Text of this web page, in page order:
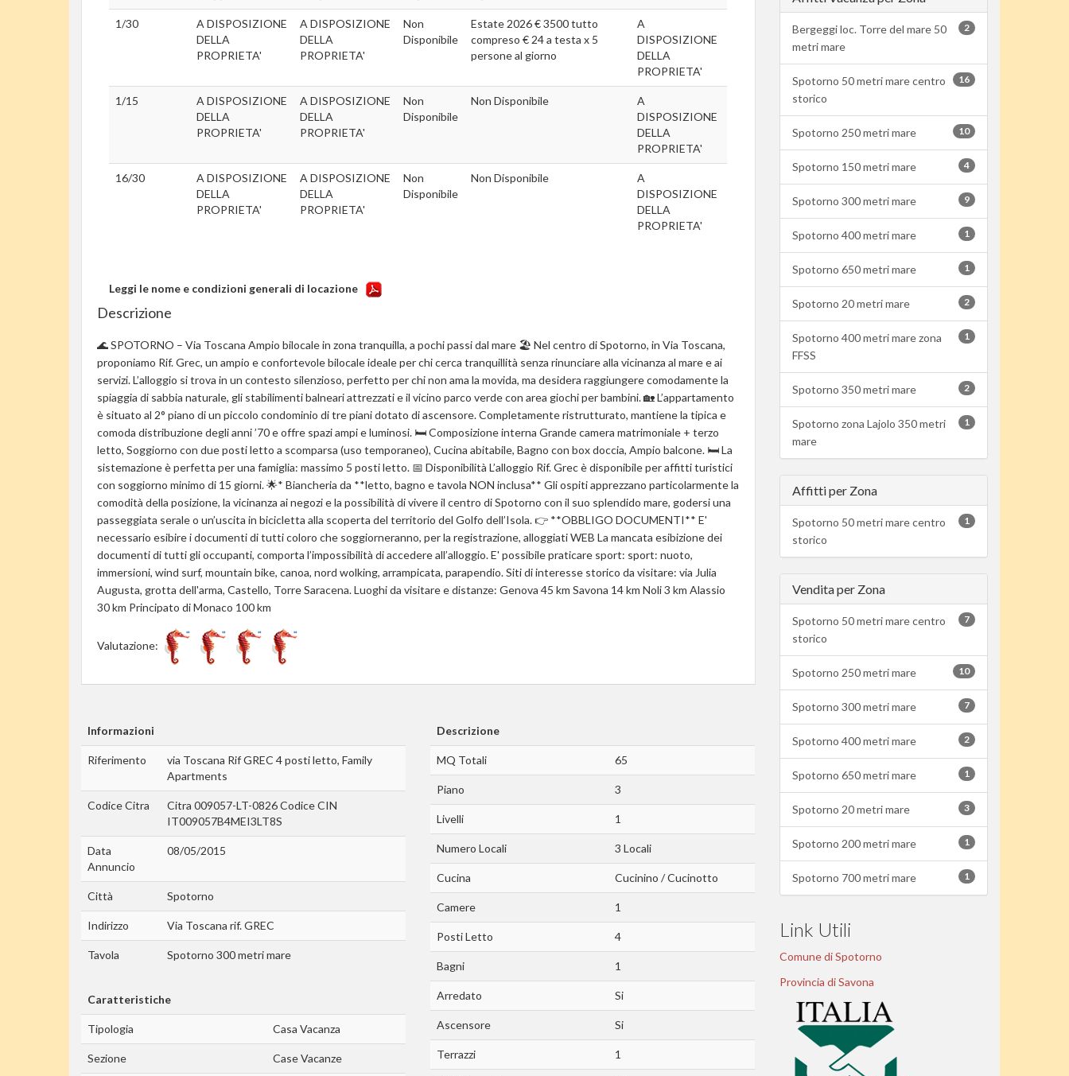
1/30
A DISPOSIZIONE
DELLA
PROPRIETA'
A DISPOSIZIONE
DELLA
PROPRIETA'
Non
Disponibile
Estate 2026 € 3500 tutto
compreso € 24 a testa x 5
persone al giorno
A
DISPOSIZIONE
DELLA
PROPRIETA'
1/15
A DISPOSIZIONE
DELLA
PROPRIETA'
A DISPOSIZIONE
DELLA
PROPRIETA'
Non
Disponibile
Non Disponibile
A
DISPOSIZIONE
DELLA
PROPRIETA'
16/30
A DISPOSIZIONE
DELLA
PROPRIETA'
A DISPOSIZIONE
DELLA
PROPRIETA'
Non
Disponibile
Non Disponibile
A
DISPOSIZIONE
DELLA
PROPRIETA'
Leggi le nome e condizioni generali di locazione
Descrizione
🌊 SPOTORNO – Via Toscana Ampio bilocale in zona tranquilla, a pochi passi dal mare 🏖 Nel centro di Spotorno, in Via Toscana,
proponiamo Rif. Grec, un ampio e confortevole bilocale ideale per chi cerca tranquillità senza rinunciare alla vicinanza al mare e ai
servizi. L’alloggio si trova in un contesto silenzioso, perfetto per chi non ama la movida, ma desidera raggiungere comodamente la
spiaggia di sabbia naturale, gli stabilimenti balneari attrezzati e il vicino parco verde con area giochi per bambini. 🏡 L’appartamento
è situato al 2° piano di un piccolo condominio di tre piani dotato di ascensore. Completamente ristrutturato, mantiene la tipica e
comoda distribuzione degli anni ’70 e offre spazi ampi e luminosi. 🛏 Composizione interna Grande camera matrimoniale + terzo
letto, Soggiorno con due posti letto a scomparsa (uso temporaneo), Cucina abitabile, Bagno con box doccia, Ampio balcone. 🛏 La
sistemazione è perfetta per una famiglia: massimo 5 posti letto. 📅 Disponibilità L’alloggio Rif. Grec è disponibile per affitti turistici
con soggiorno minimo di 15 giorni. 🌟* Biancheria da **letto, bagno e tavola NON inclusa** Gli ospiti apprezzano particolarmente la
comodità della posizione, la vicinanza ai negozi e la possibilità di vivere il centro di Spotorno con il suo splendido mare, godersi una
passeggiata serale o un’uscita in bicicletta alla scoperta del territorio del Golfo dell’Isola. 👉 **OBBLIGO DOCUMENTI** E'
necessario esibire i documenti di tutti coloro che soggiorneranno, per la registrazione, alloggiati WEB La mancata esibizione dei
documenti di tutti gli occupanti, comporta l’impossibilità di accedere all’alloggio. E' possibile praticare sport: sport: nuoto,
immersioni, wind surf, mountain bike, canoa, nord wolking, arrampicata, parapendio. Siti di interesse storico da visitare: via Julia
Augusta, grotta dell'arma, Castello, Torre Saracena. Luoghi da visitare e distanze: Genova 45 km Savona 14 km Noli 3 km Alassio
30 km Principato di Monaco 100 km
Valutazione:
Informazioni
Riferimento
via Toscana Rif GREC 4 posti letto, Family
Apartments
Codice Citra
Citra 009057-LT-0826 Codice CIN
IT009057B4MEI3LT8S
Data
Annuncio
08/05/2015
Città Spotorno
Indirizzo Via Toscana rif. GREC
Tavola Spotorno 300 metri mare
Caratteristiche
Tipologia Casa Vacanza
Sezione Case Vacanze
Descrizione
MQ Totali 65
Piano 3
Livelli 1
Numero Locali 3 Locali
Cucina Cucinino / Cucinotto
Camere 1
Posti Letto 4
Bagni 1
Arredato Si
Ascensore Si
Terrazzi 1
2
Bergeggi loc. Torre del mare 50
metri mare
16
Spotorno 50 metri mare centro
storico
10
Spotorno 250 metri mare
4
Spotorno 150 metri mare
9
Spotorno 300 metri mare
1
Spotorno 400 metri mare
1
Spotorno 650 metri mare
2
Spotorno 20 metri mare
1
Spotorno 400 metri mare zona
FFSS
2
Spotorno 350 metri mare
1
Spotorno zona Lajolo 350 metri
mare
Affitti per Zona
1
Spotorno 50 metri mare centro
storico
Vendita per Zona
7
Spotorno 50 metri mare centro
storico
10
Spotorno 250 metri mare
7
Spotorno 300 metri mare
2
Spotorno 400 metri mare
1
Spotorno 650 metri mare
3
Spotorno 20 metri mare
1
Spotorno 200 metri mare
1
Spotorno 700 metri mare
Link Utili
Comune di Spotorno
Provincia di Savona